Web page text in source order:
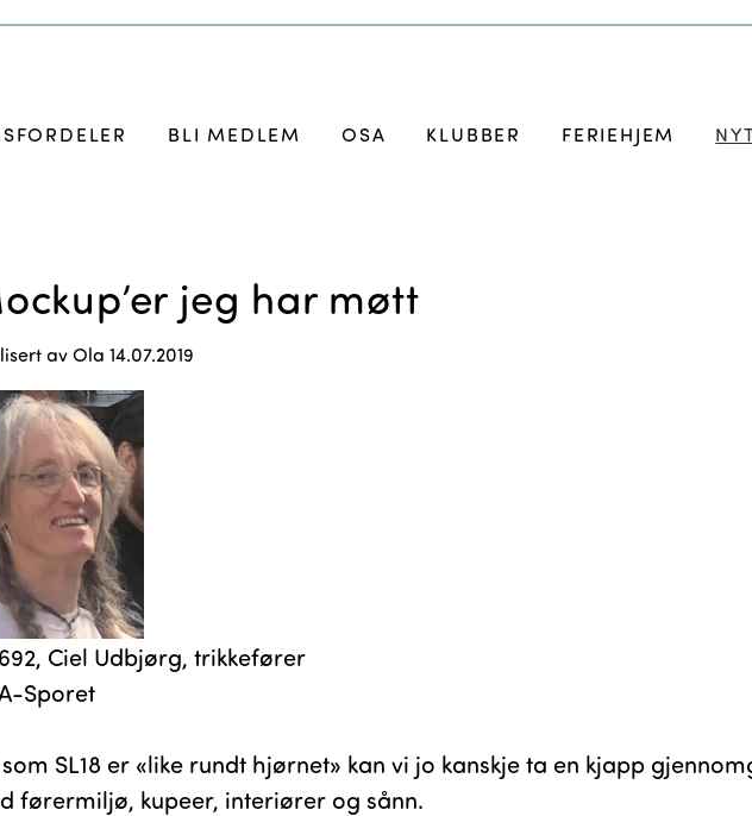
BLI MEDLEM OSA KLUBBER FERIEHJEM
jeg har møtt
avOla 14.07.2019
Ciel Udbjørg, trikkefører
Sporet
SL18 er «like rundt hjørnet» kan vi jo kanskje ta en kjapp
førermiljø, kupeer, interiører og sånn.